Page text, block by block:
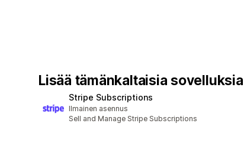
Lisää tämänkaltaisia sovelluksia
Stripe Subscriptions
Ilmainen asennus
Sell and Manage Stripe Subscriptions